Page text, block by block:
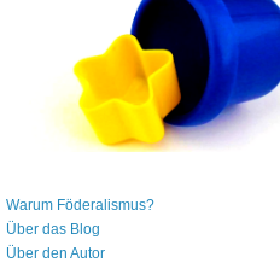
Warum Föderalismus?
Über das Blog
Über den Autor